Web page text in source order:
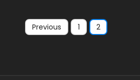
Previous 1 2